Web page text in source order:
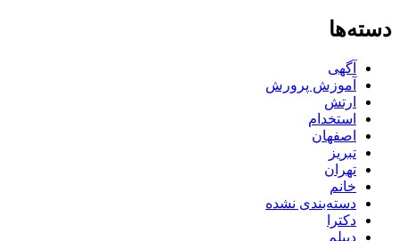
دسته‌ها
آگهی
آموزش پرورش
ارتش
استخدام
اصفهان
تبریز
تهران
خانم
دسته‌بندی نشده
دکترا
دیپلم